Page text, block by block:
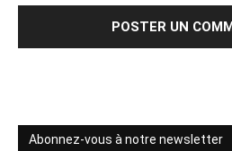
Abonnez-vous à notre newsletter